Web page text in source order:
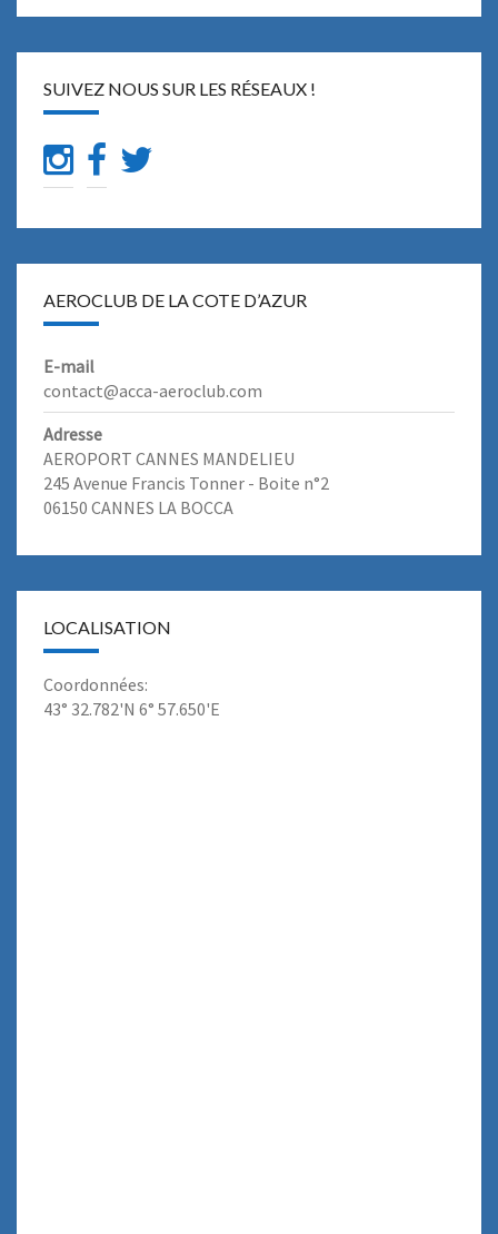
SUIVEZ NOUS SUR LES RÉSEAUX !
AEROCLUB DE LA COTE D’AZUR
E-mail
contact@acca-aeroclub.com
Adresse
AEROPORT CANNES MANDELIEU
245 Avenue Francis Tonner - Boite n°2
06150 CANNES LA BOCCA
LOCALISATION
Coordonnées:
43° 32.782'N 6° 57.650'E